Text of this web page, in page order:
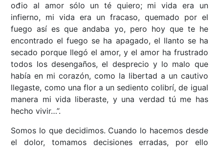
ođio al amor sólo un té quiero; mi vida era un
infierno, mi vida era un fracaso, quemado por el
fuego así es que andaba yo, pero hoy que te he
encontrado el fuego se ha apagado, el llanto se ha
secado porque llegó el amor, y el amor ha frustrado
todos los desengaños, el desprecio y lo malo que
había en mi corazón, como la libertad a un cautivo
llegaste, como una flor a un sediento colibrí, de igual
manera mi vida liberaste, y una verdad tú me has
hecho vivir…”.
Somos lo que decidimos. Cuando lo hacemos desde
el dolor, tomamos decisiones erradas, por ello